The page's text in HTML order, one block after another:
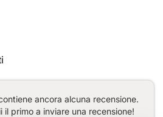
ancora alcuna recensione.
il primo a inviare una recensione!